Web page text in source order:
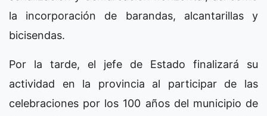
la incorporación de barandas, alcantarillas y
bicisendas.
Por la tarde, el jefe de Estado finalizará su
actividad en la provincia al participar de las
celebraciones por los 100 años del municipio de